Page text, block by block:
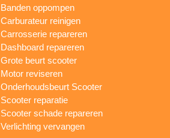
Banden oppompen
Carburateur reinigen
Carrosserie repareren
Dashboard repareren
Grote beurt scooter
Motor reviseren
Onderhoudsbeurt Scooter
Scooter reparatie
Scooter schade repareren
Verlichting vervangen